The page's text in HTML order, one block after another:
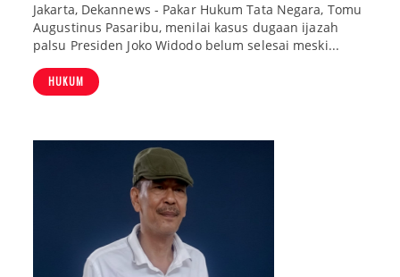
Jakarta, Dekannews - Pakar Hukum Tata Negara, Tomu
Augustinus Pasaribu, menilai kasus dugaan ijazah
palsu Presiden Joko Widodo belum selesai meski...
HUKUM